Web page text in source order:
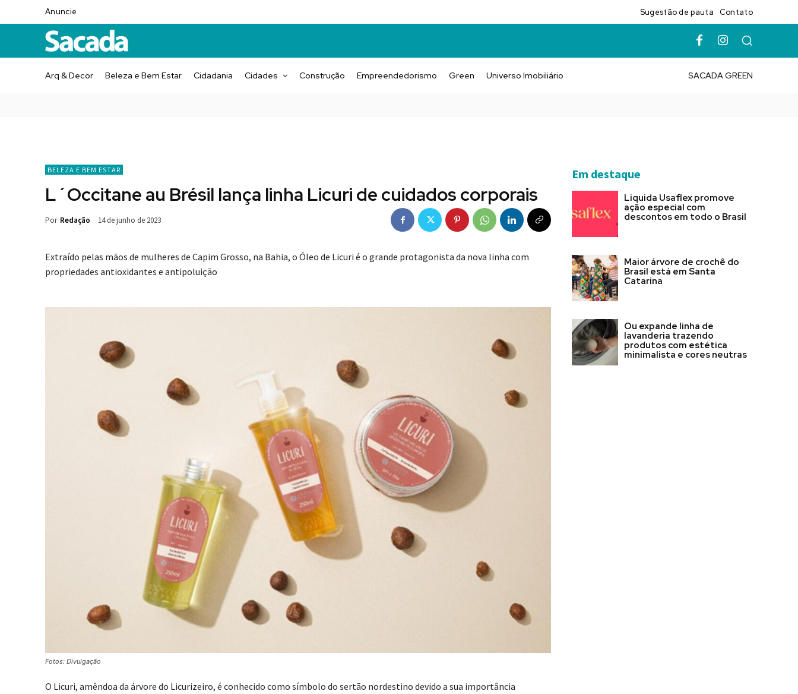
Anuncie Sugestão de pauta Contato
Arq & Decor Beleza e Bem Estar Cidadania Cidades Construção Empreendedorismo Green Universo Imobiliário SACADA GREEN
BELEZA E BEM ESTAR
L´Occitane au Brésil lança linha Licuri de cuidados corporais
Por Redação 14 de junho de 2023
Extraído pelas mãos de mulheres de Capim Grosso, na Bahia, o Óleo de Licuri é o grande protagonista da nova linha com
propriedades antioxidantes e antipoluição
Fotos: Divulgação
O Licuri, amêndoa da árvore do Licurizeiro, é conhecido como símbolo do sertão nordestino devido a sua importância
Em destaque
Liquida Usaflex promove
ação especial com
descontos em todo o Brasil
Maior árvore de crochê do
Brasil está em Santa
Catarina
Ou expande linha de
lavanderia trazendo
produtos com estética
minimalista e cores neutras